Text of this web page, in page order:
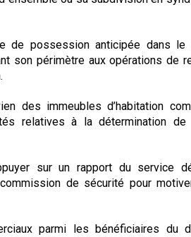
de possession anticipée dans
son périmètre aux opérations de
des immeubles d’habitation
relatives à la détermination de
sur un rapport du service
de sécurité pour
parmi les bénéficiaires du